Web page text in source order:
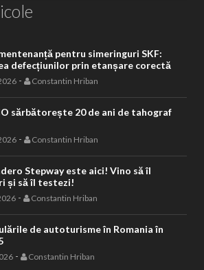
pentru simeringuri SKF:
defecțiunilor prin etanșare corectă
- Constantin Hriban
sărbătorește 20 de ani de tahograf
- Constantin Hriban
Stepway este aici! Vino să îl
și să îl testezi!
- Constantin Hriban
de autoturisme în Romania în
- Constantin Hriban